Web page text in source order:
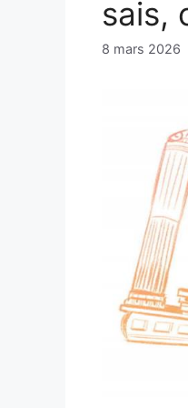
sais,
8 mars 2026